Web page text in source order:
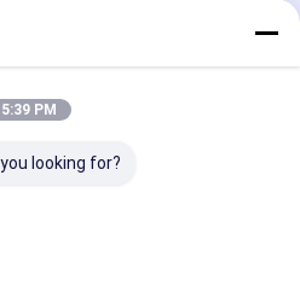
Precision Technology Co., Ltd.. All
Reserved.
5:39 PM
looking for?